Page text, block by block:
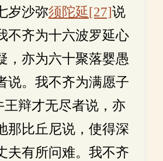
岁沙弥须陀延[27]说
不齐为十六波罗延心
，亦为六十聚落婴愚
说。我不齐为满愿子
王辩才无尽者说，亦
那比丘尼说，使得深
夫有所问难。我不齐